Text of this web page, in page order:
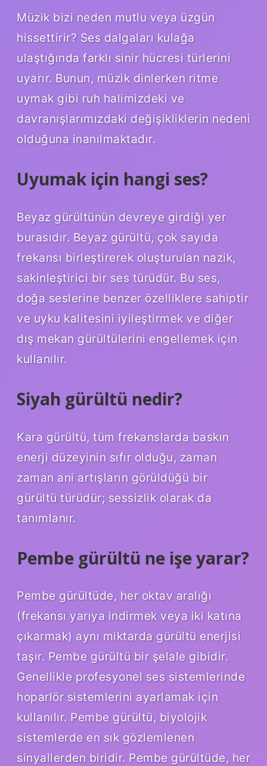
Müzik bizi neden mutlu veya üzgün
hissettirir? Ses dalgaları kulağa
ulaştığında farklı sinir hücresi türlerini
uyarır. Bunun, müzik dinlerken ritme
uymak gibi ruh halimizdeki ve
davranışlarımızdaki değişikliklerin nedeni
olduğuna inanılmaktadır.
Uyumak için hangi ses?
Beyaz gürültünün devreye girdiği yer
burasıdır. Beyaz gürültü, çok sayıda
frekansı birleştirerek oluşturulan nazik,
sakinleştirici bir ses türüdür. Bu ses,
doğa seslerine benzer özelliklere sahiptir
ve uyku kalitesini iyileştirmek ve diğer
dış mekan gürültülerini engellemek için
kullanılır.
Siyah gürültü nedir?
Kara gürültü, tüm frekanslarda baskın
enerji düzeyinin sıfır olduğu, zaman
zaman ani artışların görüldüğü bir
gürültü türüdür; sessizlik olarak da
tanımlanır.
Pembe gürültü ne işe yarar?
Pembe gürültüde, her oktav aralığı
(frekansı yarıya indirmek veya iki katına
çıkarmak) aynı miktarda gürültü enerjisi
taşır. Pembe gürültü bir şelale gibidir.
Genellikle profesyonel ses sistemlerinde
hoparlör sistemlerini ayarlamak için
kullanılır. Pembe gürültü, biyolojik
sistemlerde en sık gözlemlenen
sinyallerden biridir. Pembe gürültüde, her